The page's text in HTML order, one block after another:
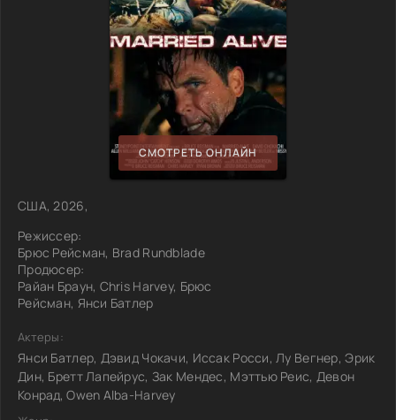
СМОТРЕТЬ ОНЛАЙН
США, 2026,
Режиссер:
Брюс Рейсман, Brad Rundblade
Продюсер:
Райан Браун, Chris Harvey, Брюс
Рейсман, Янси Батлер
Актеры:
Янси Батлер, Дэвид Чокачи, Иссак Росси, Лу Вегнер, Эрик
Дин, Бретт Лапейрус, Зак Мендес, Мэттью Реис, Девон
Конрад, Owen Alba-Harvey